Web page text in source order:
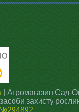
| Агромагазин Сад-
захисту
№294892